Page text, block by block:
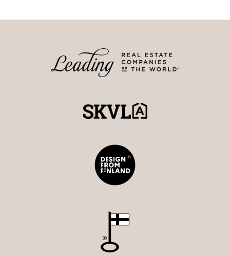
lähettyvillä. Keskustan sykkeeseen on Epilänharjulta
matkaa noin 7 km. Alueella on myös erinomainen
Tohloppijärven ulkoilureiteistä ja uimarannasta ja
talvella avantouinnista.
arkkitehtuuria, laadukkaita materiaaleja ja haluat
asumiseen nykyaikaisen tekniikan mukavuudet.
Varaa oma yksityisesittely ja tule kokemaan tämän